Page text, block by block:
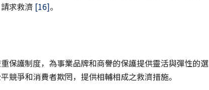
求救濟 [16]。
保護制度，為事業品牌和商譽的保護提供靈活與彈性的選
競爭和消費者欺罔，提供相輔相成之救濟措施。